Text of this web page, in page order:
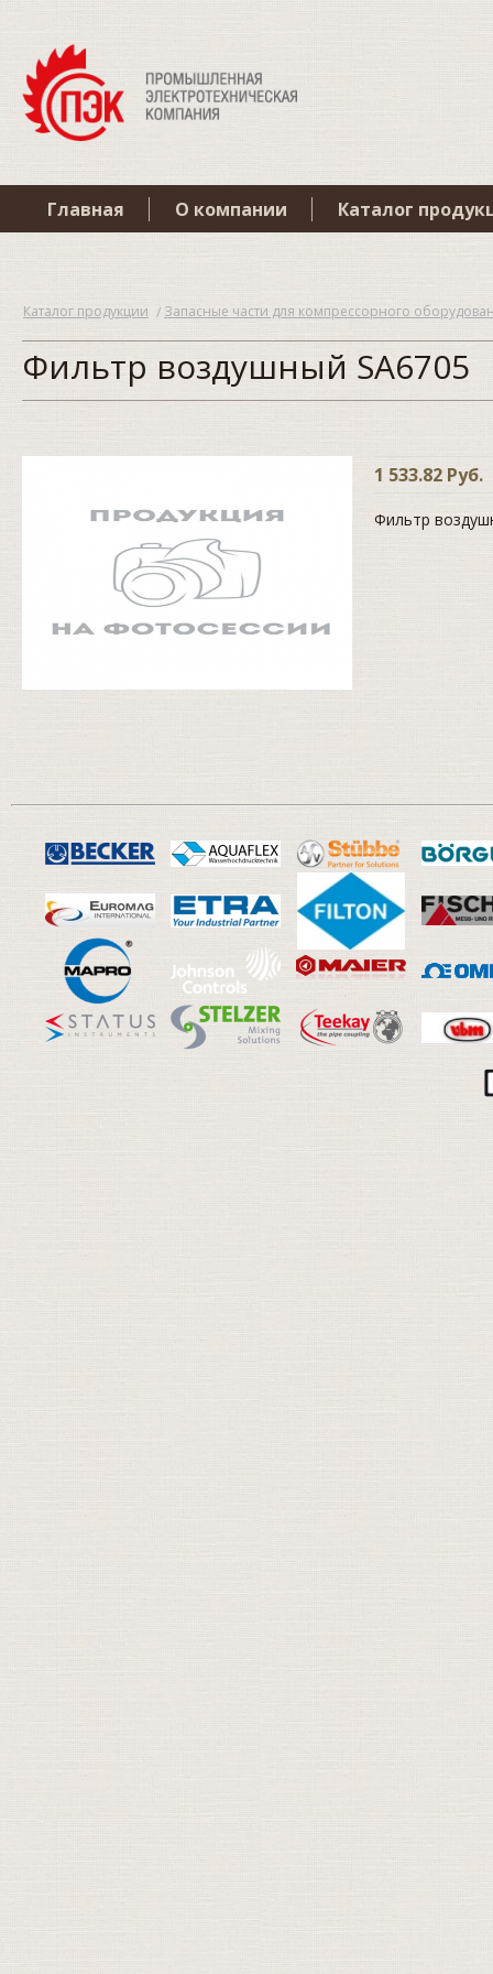
Главная О компании Каталог
Каталог продукции Запасные части для компрессорного
Фильтр воздушный SA6705
1 533.82 Руб.
Фильтр